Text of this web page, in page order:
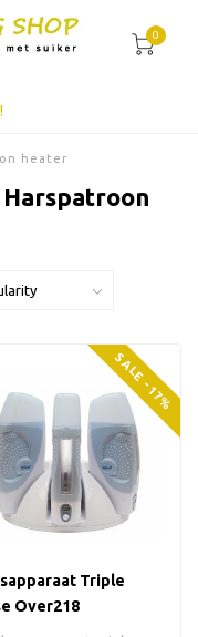
0
heater
SALE -17%
Triple
Over218